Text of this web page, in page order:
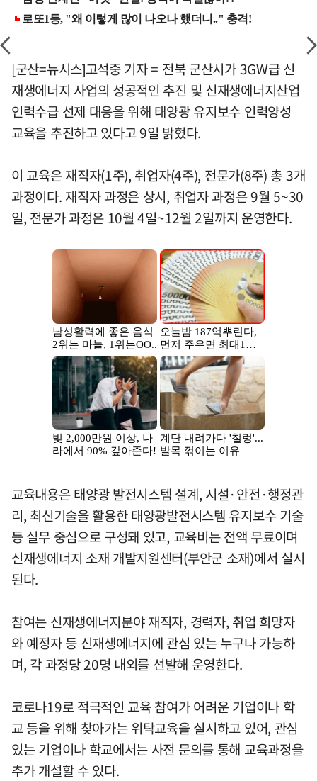
[군산=뉴시스]고석중 기자 = 전북 군산시가 3GW급 신
재생에너지 사업의 성공적인 추진 및 신재생에너지산업
인력수급 선제 대응을 위해 태양광 유지보수 인력양성
교육을 추진하고 있다고 9일 밝혔다.
이 교육은 재직자(1주), 취업자(4주), 전문가(8주) 총 3개
과정이다. 재직자 과정은 상시, 취업자 과정은 9월 5~30
일, 전문가 과정은 10월 4일~12월 2일까지 운영한다.
교육내용은 태양광 발전시스템 설계, 시설·안전·행정관
리, 최신기술을 활용한 태양광발전시스템 유지보수 기술
등 실무 중심으로 구성돼 있고, 교육비는 전액 무료이며
신재생에너지 소재 개발지원센터(부안군 소재)에서 실시
된다.
참여는 신재생에너지분야 재직자, 경력자, 취업 희망자
와 예정자 등 신재생에너지에 관심 있는 누구나 가능하
며, 각 과정당 20명 내외를 선발해 운영한다.
코로나19로 적극적인 교육 참여가 어려운 기업이나 학
교 등을 위해 찾아가는 위탁교육을 실시하고 있어, 관심
있는 기업이나 학교에서는 사전 문의를 통해 교육과정을
추가 개설할 수 있다.